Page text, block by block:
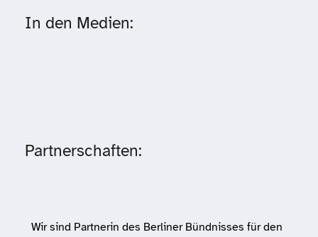
In den Medien:
Partnerschaften:
Wir sind Partnerin des Berliner Bündnisses für den